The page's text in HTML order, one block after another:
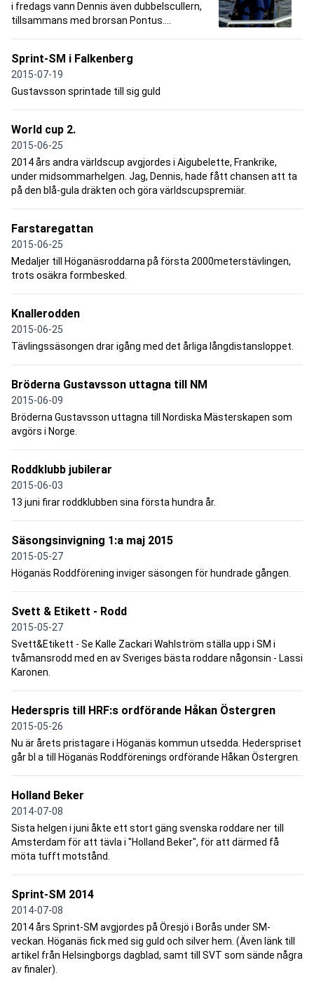
i fredags vann Dennis även dubbelscullern,
tillsammans med brorsan Pontus....
Sprint-SM i Falkenberg
2015-07-19
Gustavsson sprintade till sig guld
World cup 2.
2015-06-25
2014 års andra världscup avgjordes i Aigubelette, Frankrike,
under midsommarhelgen. Jag, Dennis, hade fått chansen att ta
på den blå-gula dräkten och göra världscupspremiär.
Farstaregattan
2015-06-25
Medaljer till Höganäsroddarna på första 2000meterstävlingen,
trots osäkra formbesked.
Knallerodden
2015-06-25
Tävlingssäsongen drar igång med det årliga långdistansloppet.
Bröderna Gustavsson uttagna till NM
2015-06-09
Bröderna Gustavsson uttagna till Nordiska Mästerskapen som
avgörs i Norge.
Roddklubb jubilerar
2015-06-03
13 juni firar roddklubben sina första hundra år.
Säsongsinvigning 1:a maj 2015
2015-05-27
Höganäs Roddförening inviger säsongen för hundrade gången.
Svett & Etikett - Rodd
2015-05-27
Svett&Etikett - Se Kalle Zackari Wahlström ställa upp i SM i
tvåmansrodd med en av Sveriges bästa roddare någonsin - Lassi
Karonen.
Hederspris till HRF:s ordförande Håkan Östergren
2015-05-26
Nu är årets pristagare i Höganäs kommun utsedda. Hederspriset
går bl a till Höganäs Roddförenings ordförande Håkan Östergren.
Holland Beker
2014-07-08
Sista helgen i juni åkte ett stort gäng svenska roddare ner till
Amsterdam för att tävla i "Holland Beker", för att därmed få
möta tufft motstånd.
Sprint-SM 2014
2014-07-08
2014 års Sprint-SM avgjordes på Öresjö i Borås under SM-
veckan. Höganäs fick med sig guld och silver hem. (Även länk till
artikel från Helsingborgs dagblad, samt till SVT som sände några
av finaler).